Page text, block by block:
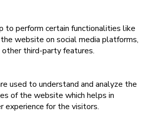
to perform certain functionalities like
website on social media platforms,
third-party features.
used to understand and analyze the
of the website which helps in
experience for the visitors.